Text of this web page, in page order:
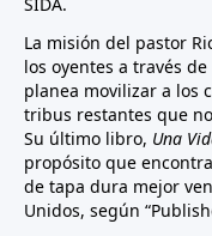
La misión del pastor
los oyentes a través
planea movilizar a los
tribus restantes que
Su último libro, Una
propósito que
de tapa dura mejor
Unidos, según